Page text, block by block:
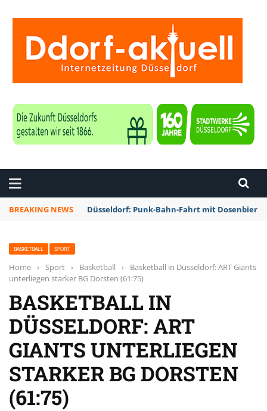
BREAKING NEWS Düsseldorf: Punk-Bahn-Fahrt mit Dosenbier
BASKETBALL SPORT
Home › Sport › Basketball ›
Basketball in Düsseldorf: ART Giants
unterliegen starker BG Dorsten (61:75)
BASKETBALL IN
DÜSSELDORF: ART
GIANTS UNTERLIEGEN
STARKER BG DORSTEN
(61:75)